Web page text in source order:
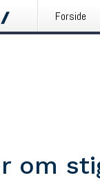
Forside
om